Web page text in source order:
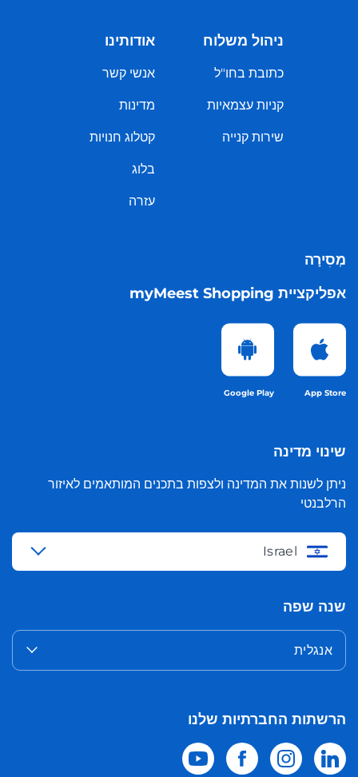
ניהול משלוח
כתובת בחו"ל
קניות עצמאיות
שירות קנייה
אודותינו
אנשי קשר
מדינות
קטלוג חנויות
בלוג
עזרה
מְסִירָה
אפליקציית myMeest Shopping
App Store
Google Play
שינוי מדינה
ניתן לשנות את המדינה ולצפות בתכנים המותאמים לאיזור
הרלבנטי
Israel
שנה שפה
אנגלית
הרשתות החברתיות שלנו